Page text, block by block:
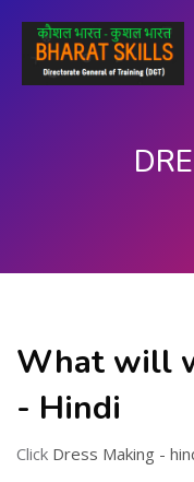
What will
- Hindi
Click Dress Making -